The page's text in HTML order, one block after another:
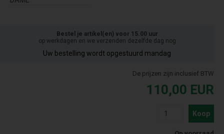
Bestel je artikel(en) voor 15.00 uur
op werkdagen en we verzenden dezelfde dag nog
Uw bestelling wordt opgestuurd mandag
De prijzen zijn inclusief BTW
110,00 EUR
Koop